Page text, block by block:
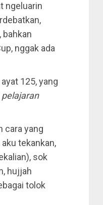
ngeluarin
nggak ada
125, yang
cara yang
tekankan,
sok
hujjah
tolok